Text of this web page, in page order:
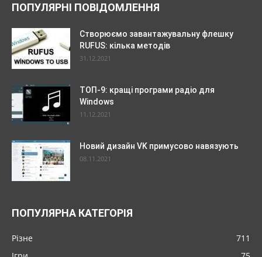
ПОПУЛЯРНІ ПОВІДОМЛЕННЯ
Створюємо завантажувальну флешку
RUFUS: кілька методів
31.12.2021
ТОП-9: кращі програми радіо для
Windows
11.12.2021
Новий дизайн VK примусово навязують
08.11.2021
ПОПУЛЯРНА КАТЕГОРІЯ
Різне
711